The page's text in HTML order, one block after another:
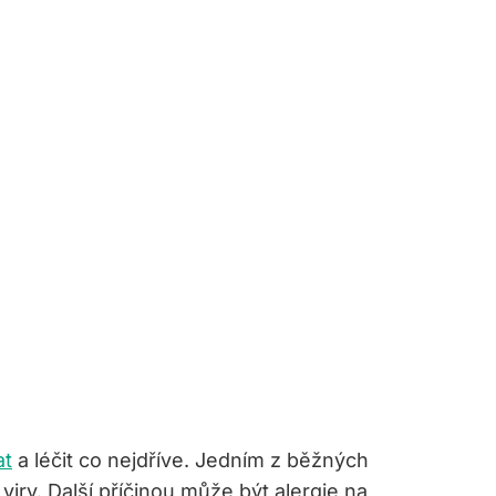
a léčit co nejdříve. Jedním z běžných
Další příčinou může být alergie na